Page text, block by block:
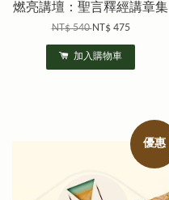
燃亮講壇：聖言釋經講章集
NT$ 540NT$ 475
加入購物車
優惠